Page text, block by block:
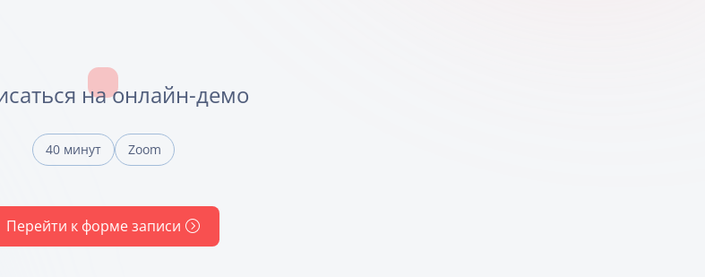
на онлайн-демо
40 минут Zoom
Перейти к форме записи